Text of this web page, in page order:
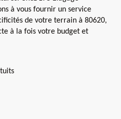
à vous fournir un service
de votre terrain à 80620,
à la fois votre budget et